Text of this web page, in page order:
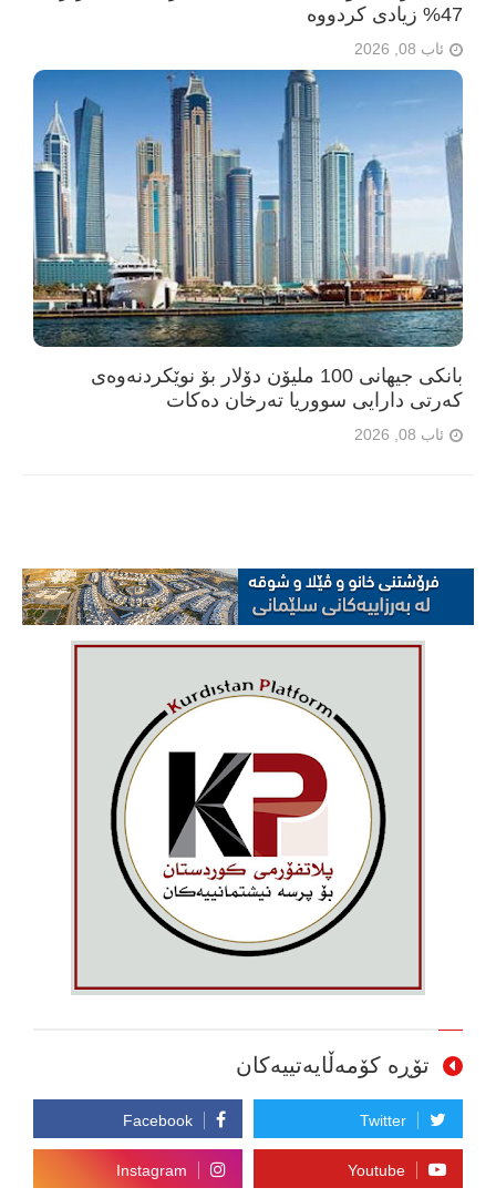
47% زیادی کردووە
ئاب 08, 2026
بانکی جیهانی 100 ملیۆن دۆلار بۆ نوێکردنەوەی
کەرتی دارایی سووریا تەرخان دەکات
ئاب 08, 2026
تۆڕە کۆمەڵایەتییەکان